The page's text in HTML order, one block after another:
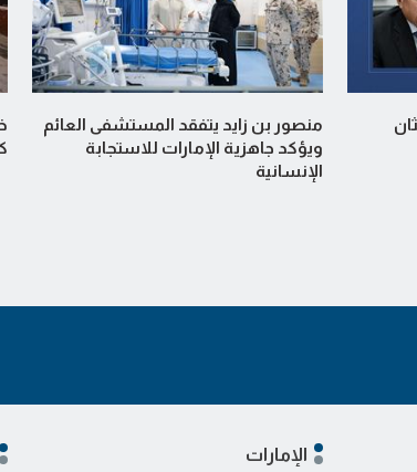
منصور بن زايد يتفقد المستشفى العائم
ويؤكد جاهزية الإمارات للاستجابة
الإنسانية
الإمارات